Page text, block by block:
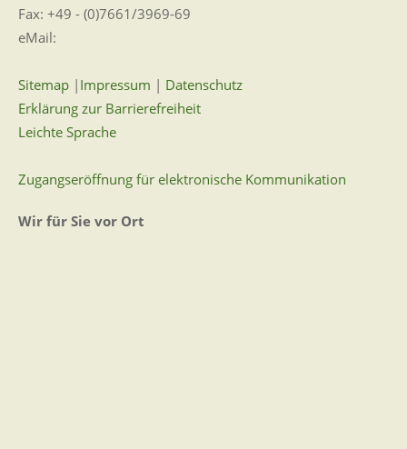
Fax: +49 - (0)7661/3969-69
eMail:
Sitemap | Impressum | Datenschutz
Erklärung zur Barrierefreiheit
Leichte Sprache
Zugangseröffnung für elektronische Kommunikation
Wir für Sie vor Ort